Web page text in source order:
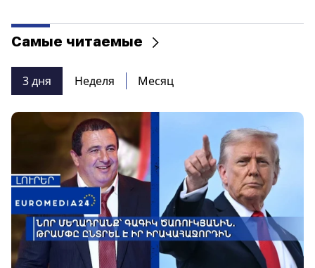
Самые читаемые
3 дня Неделя Месяц